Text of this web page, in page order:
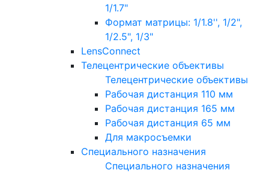
1/1.7"
Формат матрицы: 1/1.8'', 1/2",
1/2.5", 1/3"
LensConnect
Телецентрические объективы
Телецентрические объективы
Рабочая дистанция 110 мм
Рабочая дистанция 165 мм
Рабочая дистанция 65 мм
Для макросъемки
Специального назначения
Специального назначения